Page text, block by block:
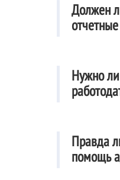
Должен
Нужно
Правда
помощь